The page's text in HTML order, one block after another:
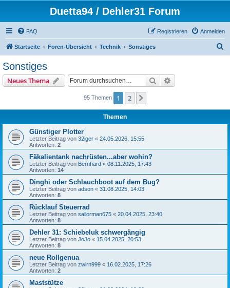
Duetta94 / Dehler31 Forum
FAQ Anmelden
Registrieren
Startseite Foren-Übersicht Technik Sonstiges
Sonstiges
Neues Thema Suche
95 Themen 1 2
Themen
Günstiger Plotter
Letzter Beitrag von 32iger « 24.05.2026, 15:55
Antworten: 2
Fäkalientank nachrüsten...aber wohin?
Letzter Beitrag von Bernhard « 08.11.2025, 17:43
Antworten: 14
Dinghi oder Schlauchboot auf dem Bug?
Letzter Beitrag von adson « 31.08.2025, 14:03
Antworten: 8
Rücklauf Steuerrad
Letzter Beitrag von sailorman675 « 20.04.2025, 23:40
Antworten: 8
Dehler 31: Schiebeluk schwergängig
Letzter Beitrag von JoJo « 15.04.2025, 20:53
Antworten: 8
neue Rollgenua
Letzter Beitrag von zwirn999 « 16.02.2025, 17:26
Antworten: 2
Maststütze